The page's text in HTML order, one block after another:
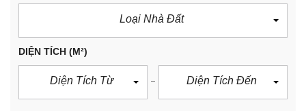
Loại Nhà Đất
DIỆN TÍCH (M²)
Diện Tích Từ Diện Tích Đến